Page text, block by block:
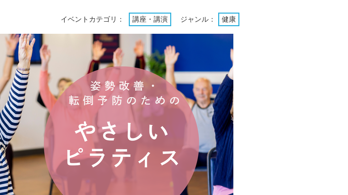
イベントカテゴリ： 講座・講演 ジャンル： 健康